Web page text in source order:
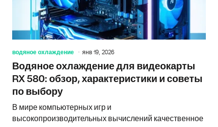
водяное охлаждение янв 19, 2026
Водяное охлаждение для видеокарты
RX 580: обзор, характеристики и советы
по выбору
В мире компьютерных игр и
высокопроизводительных вычислений качественное